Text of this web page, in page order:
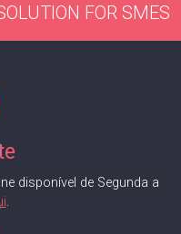
FOR SMES
disponível de Segunda a
.